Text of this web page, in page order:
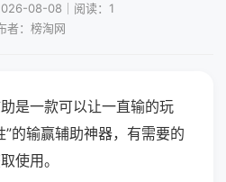
08-08｜阅读：1
者：榜淘网
是一款可以让一直输的玩
”的输赢辅助神器，有需要的
使用。